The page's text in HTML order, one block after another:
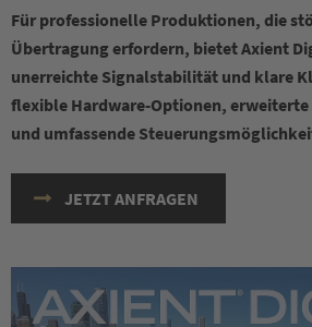
Für professionelle Produktionen, die
Übertragung erfordern, bietet Axient
unerreichte Signalstabilität und klare
flexible Hardware-Optionen, erweiterte
und umfassende
JETZT ANFRAGEN